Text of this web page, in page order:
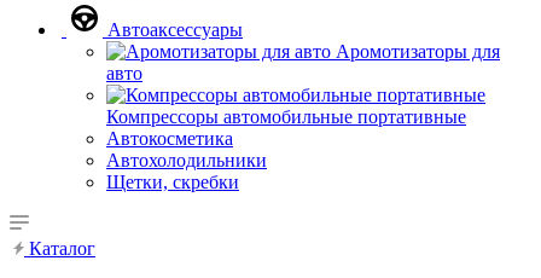
Автоаксессуары
Аромотизаторы для
авто
Компрессоры автомобильные портативные
Автокосметика
Автохолодильники
Щетки, скребки
Каталог